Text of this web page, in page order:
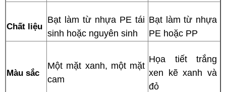
Chất liệu
Bạt làm từ nhựa PE tái
sinh hoặc nguyên sinh
Bạt làm từ nhựa
PE hoặc PP
Màu sắc
Một mặt xanh, một mặt
cam
Họa tiết trắng
xen kẽ xanh và
đỏ